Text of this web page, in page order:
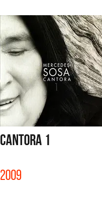
CANTORA 1
2009